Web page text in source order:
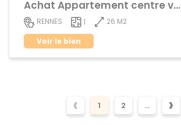
Achat Appartement centre ville
RENNES 1
26 M2
Voir le bien
‹ 1 2 ... ›